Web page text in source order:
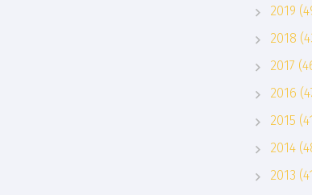
2019
2018
2017
2016
2015
2014
2013